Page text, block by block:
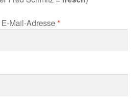
Mail-Adresse*Erforderlich